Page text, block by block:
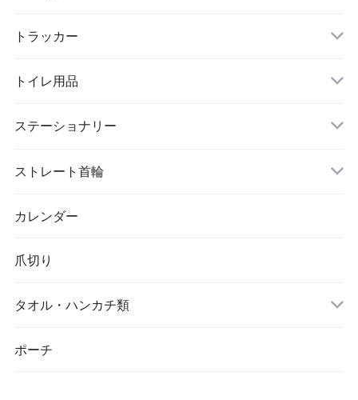
トラッカー
トイレ用品
猫砂
トイレ
ステーショナリー
ストレート首輪
カレンダー
爪切り
タオル・ハンカチ類
ポーチ